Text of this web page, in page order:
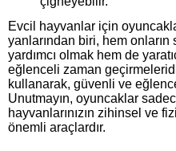
Evcil hayvanlar için
yanlarından biri, hem onların
yardımcı olmak hem de
eğlenceli zaman
kullanarak, güvenli ve
Unutmayın, oyuncaklar
hayvanlarınızın zihinsel ve
önemli araçlardır.